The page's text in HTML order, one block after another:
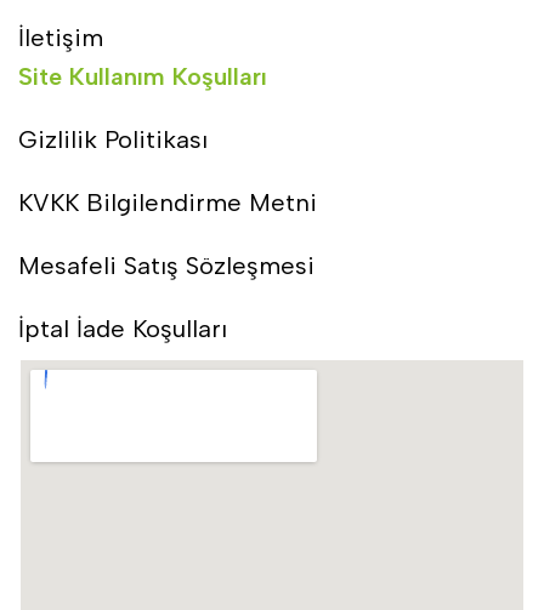
İletişim
Site Kullanım Koşulları
Gizlilik Politikası
KVKK Bilgilendirme Metni
Mesafeli Satış Sözleşmesi
İptal İade Koşulları